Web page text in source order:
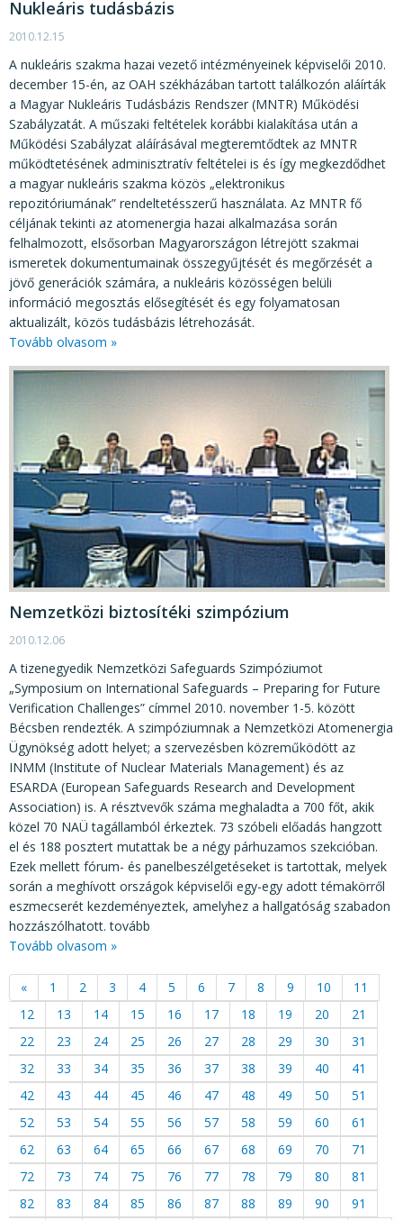
Nukleáris tudásbázis
2010.12.15
A nukleáris szakma hazai vezető intézményeinek képviselői 2010.
december 15-én, az OAH székházában tartott találkozón aláírták
a Magyar Nukleáris Tudásbázis Rendszer (MNTR) Működési
Szabályzatát. A műszaki feltételek korábbi kialakítása után a
Működési Szabályzat aláírásával megteremtődtek az MNTR
működtetésének adminisztratív feltételei is és így megkezdődhet
a magyar nukleáris szakma közös „elektronikus
repozitóriumának” rendeltetésszerű használata. Az MNTR fő
céljának tekinti az atomenergia hazai alkalmazása során
felhalmozott, elsősorban Magyarországon létrejött szakmai
ismeretek dokumentumainak összegyűjtését és megőrzését a
jövő generációk számára, a nukleáris közösségen belüli
információ megosztás elősegítését és egy folyamatosan
aktualizált, közös tudásbázis létrehozását.
Tovább olvasom »
Nemzetközi biztosítéki szimpózium
2010.12.06
A tizenegyedik Nemzetközi Safeguards Szimpóziumot
„Symposium on International Safeguards – Preparing for Future
Verification Challenges” címmel 2010. november 1-5. között
Bécsben rendezték. A szimpóziumnak a Nemzetközi Atomenergia
Ügynökség adott helyet; a szervezésben közreműködött az
INMM (Institute of Nuclear Materials Management) és az
ESARDA (European Safeguards Research and Development
Association) is. A résztvevők száma meghaladta a 700 főt, akik
közel 70 NAÜ tagállamból érkeztek. 73 szóbeli előadás hangzott
el és 188 posztert mutattak be a négy párhuzamos szekcióban.
Ezek mellett fórum- és panelbeszélgetéseket is tartottak, melyek
során a meghívott országok képviselői egy-egy adott témakörről
eszmecserét kezdeményeztek, amelyhez a hallgatóság szabadon
hozzászólhatott. tovább
Tovább olvasom »
« 1 2 3 4 5 6 7 8 9 10
11
12
13 14 15 16 17 18 19 20
21
22
23 24 25 26 27 28 29 30
31
32
33 34 35 36 37 38 39 40
41
42
43 44 45 46 47 48 49 50
51
52
53 54 55 56 57 58 59 60
61
62
63 64 65 66 67 68 69 70
71
72
73 74 75 76 77 78 79 80
81
82
83 84 85 86 87 88 89 90
91